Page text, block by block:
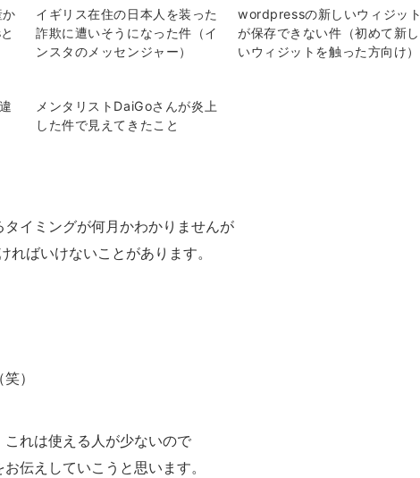
イギリス在住の日本人を装った
詐欺に遭いそうになった件（イ
ンスタのメッセンジャー）
wordpressの新しいウィジット
が保存できない件（初めて新し
いウィジットを触った方向け）
メンタリストDaiGoさんが炎上
した件で見えてきたこと
イミングが何月かわかりませんが
ればいけないことがあります。
）
れは使える人が少ないので
伝えしていこうと思います。